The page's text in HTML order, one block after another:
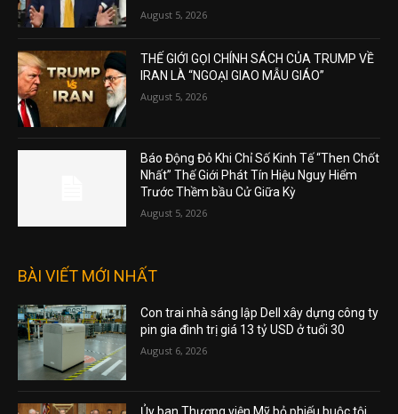
August 5, 2026
THẾ GIỚI GỌI CHÍNH SÁCH CỦA TRUMP VỀ
IRAN LÀ “NGOẠI GIAO MẪU GIÁO”
August 5, 2026
Báo Động Đỏ Khi Chỉ Số Kinh Tế “Then Chốt
Nhất” Thế Giới Phát Tín Hiệu Nguy Hiểm
Trước Thềm bầu Cử Giữa Kỳ
August 5, 2026
BÀI VIẾT MỚI NHẤT
Con trai nhà sáng lập Dell xây dựng công ty
pin gia đình trị giá 13 tỷ USD ở tuổi 30
August 6, 2026